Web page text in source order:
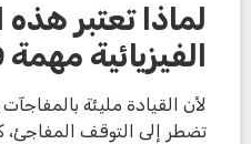
لماذا تعتبر هذه
الفيزيائية
لأن القيادة مليئة
تضطر إلى التوقف